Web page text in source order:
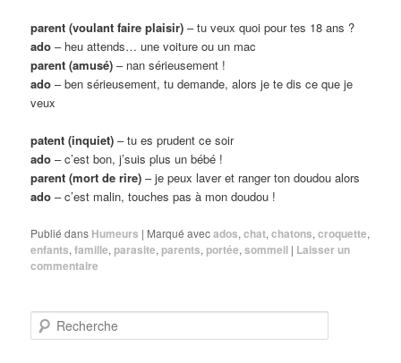
parent (voulant faire plaisir) – tu veux quoi pour tes 18 ans ?
ado – heu attends… une voiture ou un mac
parent (amusé) – nan sérieusement !
ado – ben sérieusement, tu demande, alors je te dis ce que je
veux
patent (inquiet) – tu es prudent ce soir
ado – c’est bon, j’suis plus un bébé !
parent (mort de rire) – je peux laver et ranger ton doudou alors
ado – c’est malin, touches pas à mon doudou !
Publié dans Humeurs | Marqué avecados,chat,chatons,croquette,
enfants,famille, parasite, parents, portée,sommeil | Laisser un
commentaire
e